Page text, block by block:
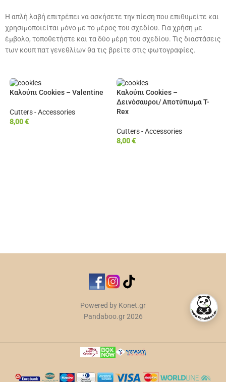
Η απλή λαβή επιτρέπει να ασκήσετε την πίεση που επιθυμείτε και
χρησιμοποιείται μόνο με το μέρος του σχεδίου. Για χρήση με
έμβολο, τοποθετήστε και τα δύο μέρη του σχεδίου. Τις διαστάσεις
των κουπ πατ γενεθλίων θα τις βρείτε στις φωτογραφίες.
Καλούπι Cookies – Valentine
Cutters - Accessories
8,00€
Καλούπι Cookies –
Δεινόσαυροι/ Αποτύπωμα T-
Rex
Cutters - Accessories
8,00€
Powered by Konet.gr
Pandaboo.gr 2026